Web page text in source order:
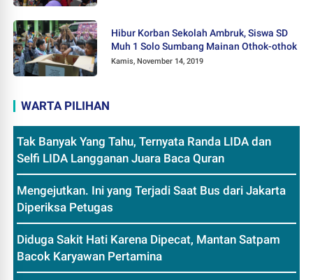
Hibur Korban Sekolah Ambruk, Siswa SD
Muh 1 Solo Sumbang Mainan Othok-othok
Kamis, November 14, 2019
WARTA PILIHAN
Tak Banyak Yang Tahu, Ternyata Randa LIDA dan
Selfi LIDA Langganan Juara Baca Quran
Mengejutkan. Ini yang Terjadi Saat Bus dari Jakarta
Diperiksa Petugas
Diduga Sakit Hati Karena Dipecat, Mantan Satpam
Bacok Karyawan Pertamina